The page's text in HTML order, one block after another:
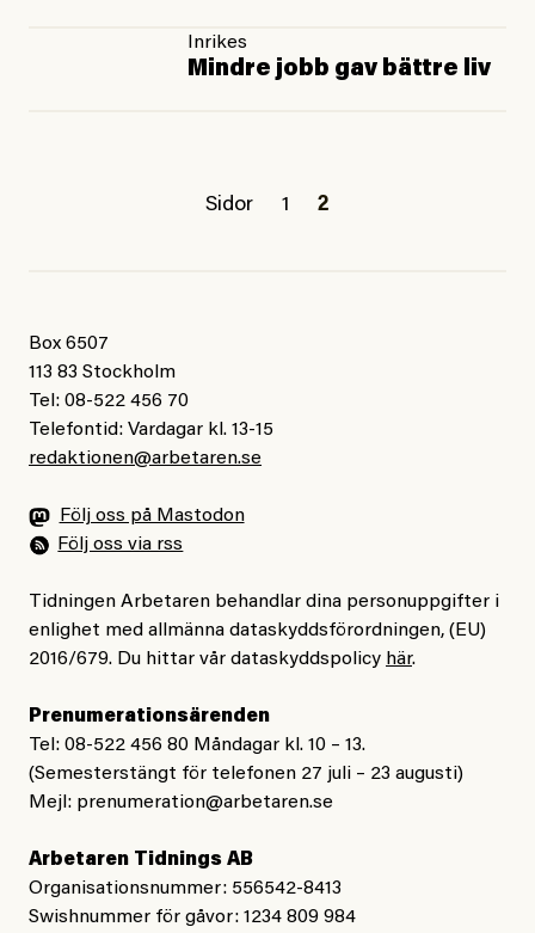
Inrikes
Mindre jobb gav bättre liv
Sidor 1 2
Box 6507
113 83 Stockholm
Tel: 08-522 456 70
Telefontid: Vardagar kl. 13-15
redaktionen@arbetaren.se
Följ oss på Mastodon
Följ oss via rss
Tidningen Arbetaren behandlar dina personuppgifter i
enlighet med allmänna dataskyddsförordningen, (EU)
2016/679. Du hittar vår dataskyddspolicy här.
Prenumerationsärenden
Tel: 08-522 456 80 Måndagar kl. 10 – 13.
(Semesterstängt för telefonen 27 juli – 23 augusti)
Mejl: prenumeration@arbetaren.se
Arbetaren Tidnings AB
Organisationsnummer: 556542-8413
Swishnummer för gåvor: 1234 809 984